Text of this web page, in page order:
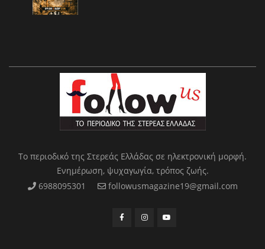
Το περιοδικό της Στερεάς Ελλάδας σε ηλεκτρονική μορφή.
Ενημέρωση, ψυχαγωγία, τρόπος ζωής.
6988095301
followusmagazine19@gmail.com